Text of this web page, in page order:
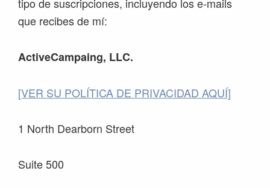
que recibes de mí:
ActiveCampaing, LLC.
[VER SU POLÍTICA DE PRIVACIDAD AQUÍ]
1 North Dearborn Street
Suite 500